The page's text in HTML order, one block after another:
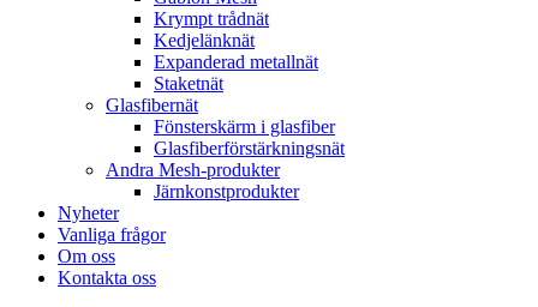
Krympt trådnät
Kedjelänknät
Expanderad metallnät
Staketnät
Glasfibernät
Fönsterskärm i glasfiber
Glasfiberförstärkningsnät
Andra Mesh-produkter
Järnkonstprodukter
Nyheter
Vanliga frågor
Om oss
Kontakta oss